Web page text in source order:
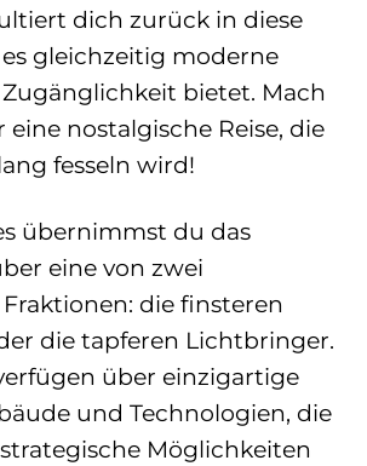
dich zurück in diese
gleichzeitig moderne
bietet. Mach
nostalgische Reise, die
fesseln wird!
übernimmst du das
eine von zwei
die finsteren
die tapferen Lichtbringer.
über einzigartige
und Technologien, die
Möglichkeiten